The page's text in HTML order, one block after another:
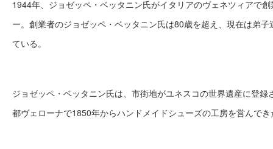
1944年、ジョゼッペ・ベッタニン氏がイタリアのヴェネツィアで
ー。創業者のジョゼッペ・ベッタニン氏は80歳を超え、現在は弟
ている。
ジョゼッペ・ベッタニン氏は、市街地がユネスコの世界遺産に登録
都ヴェローナで1850年からハンドメイドシューズの工房を営んで